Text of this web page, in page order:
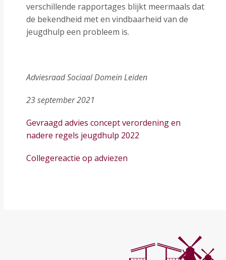
verschillende rapportages blijkt meermaals dat
de bekendheid met en vindbaarheid van de
jeugdhulp een probleem is.
Adviesraad Sociaal Domein Leiden
23 september 2021
Gevraagd advies concept verordening en
nadere regels jeugdhulp 2022
Collegereactie op adviezen